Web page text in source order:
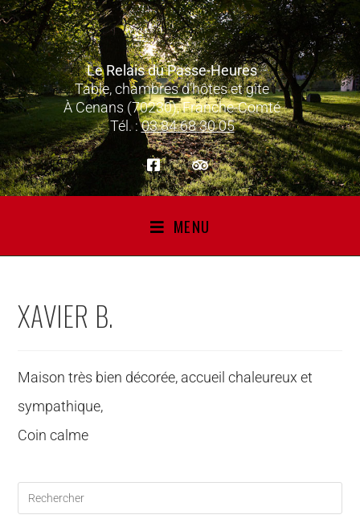
Le Relais du Passe-Heures
Table, chambres d’hôtes et gîte
À Cenans (70230), Franche-Comté
Tél. :03 84 68 30 05
MENU
XAVIER B.
Maison très bien décorée, accueil chaleureux et
sympathique,
Coin calme